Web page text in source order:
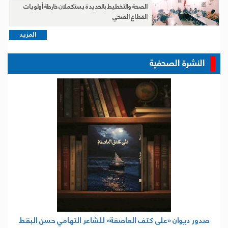
الصحة والتخطيط بالحديدة يستكملان خارطة أولويات
القطاع الصحي
المزيد
النشرة الصحفية
صدور ديوان «على كتف العاصفة» للشاعر التهامي حسن البقط